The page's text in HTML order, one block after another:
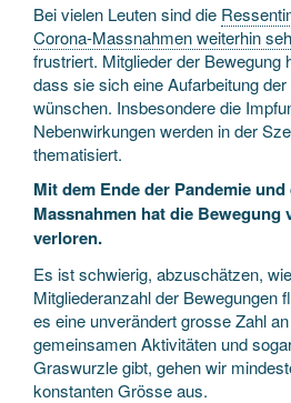
Bei vielen Leuten sind die
Corona-Massnahmen weiterhin
frustriert. Mitglieder der Bewegung
dass sie sich eine Aufarbeitung
wünschen. Insbesondere die
Nebenwirkungen werden in der
thematisiert.
Mit dem Ende der Pandemie
Massnahmen hat die Bewegung
verloren.
Es ist schwierig, abzuschätzen,
Mitgliederanzahl der Bewegungen
es eine unverändert grosse Zahl
gemeinsamen Aktivitäten und
Graswurzle gibt, gehen wir
konstanten Grösse aus.